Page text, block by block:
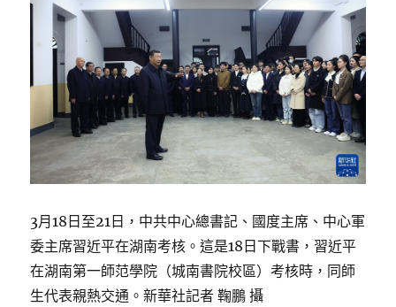
3月18日至21日，中共中心總書記、國度主席、中心軍
委主席習近平在湖南考核。這是18日下戰書，習近平
在湖南第一師范學院（城南書院校區）考核時，同師
生代表親熱交通。新華社記者 鞠鵬 攝